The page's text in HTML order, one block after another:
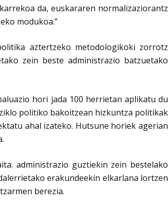
da, euskararen normalizaziorantz
modukoa.”
aztertzeko metodologikoki zorrotz
zein beste administrazio batzuetako
hori jada 100 herrietan aplikatu du
politiko bakoitzean hizkuntza politikak
ahal izateko. Hutsune horiek agerian
administrazio guztiekin zein bestelako
erakundeekin elkarlana lortzen
berezia.